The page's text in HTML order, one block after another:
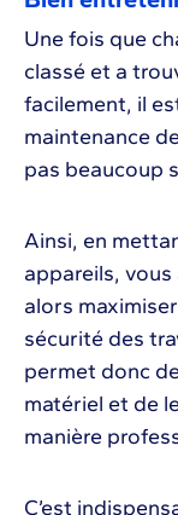
Une fois que
classé et a
facilement, il
maintenance
pas beaucoup
Ainsi, en
appareils,
alors
sécurité des
permet donc
matériel et de
manière
C’est